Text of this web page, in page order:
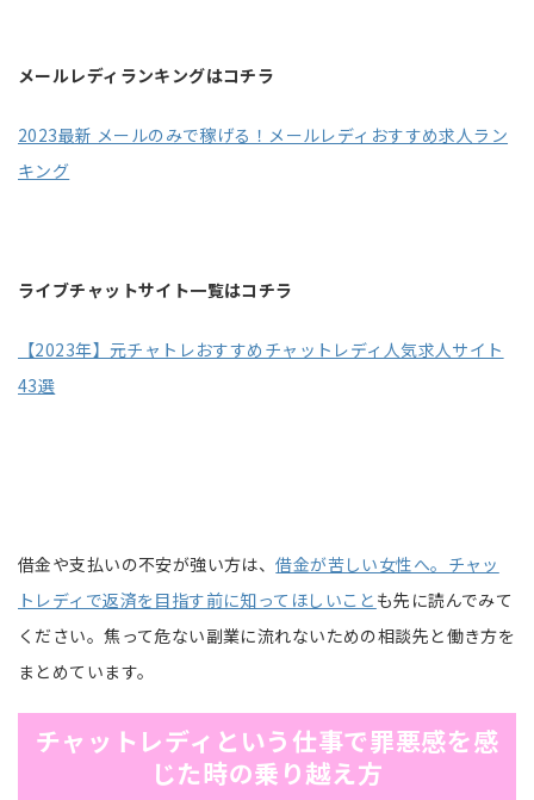
メールレディランキングはコチラ
2023最新 メールのみで稼げる！メールレディおすすめ求人ラン
キング
ライブチャットサイト一覧はコチラ
【2023年】元チャトレおすすめチャットレディ人気求人サイト
43選
借金や支払いの不安が強い方は、借金が苦しい女性へ。チャッ
トレディで返済を目指す前に知ってほしいこと も先に読んでみて
ください。焦って危ない副業に流れないための相談先と働き方を
まとめています。
チャットレディという仕事で罪悪感を感
じた時の乗り越え方